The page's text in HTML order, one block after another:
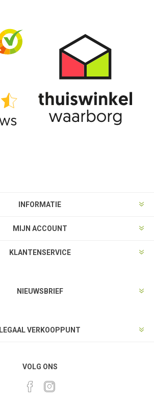
INFORMATIE
MIJN ACCOUNT
KLANTENSERVICE
NIEUWSBRIEF
LEGAAL VERKOOPPUNT
VOLG ONS